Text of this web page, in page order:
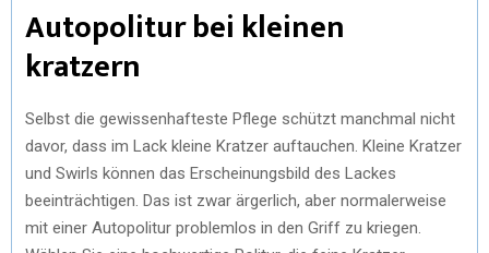
Autopolitur bei kleinen
kratzern
Selbst die gewissenhafteste Pflege schützt manchmal nicht
davor, dass im Lack kleine Kratzer auftauchen. Kleine Kratzer
und Swirls können das Erscheinungsbild des Lackes
beeinträchtigen. Das ist zwar ärgerlich, aber normalerweise
mit einer Autopolitur problemlos in den Griff zu kriegen.